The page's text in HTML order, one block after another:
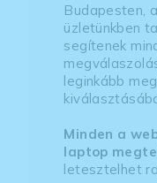
Budapesten,
üzletünkben
segítenek
leginkább
Minden a
laptop
letesztelhet